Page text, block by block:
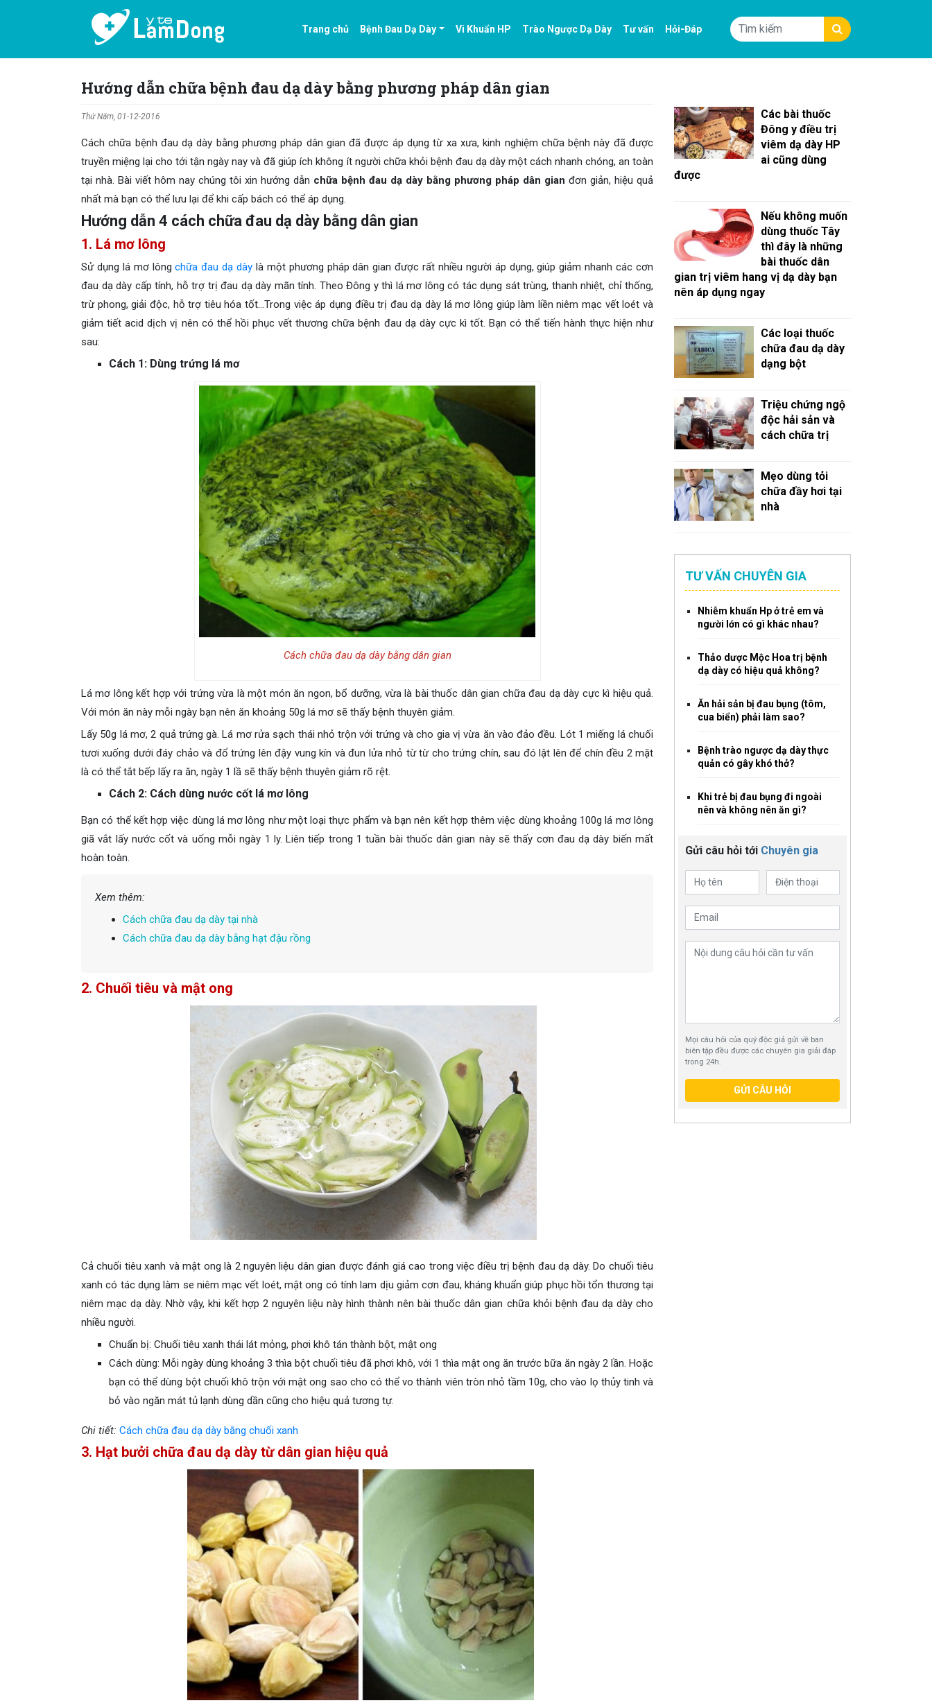
Trang chủ Bệnh Đau Dạ Dày Vi Khuẩn HP Trào Ngược Dạ Dày Tư vấn Hỏi-Đáp
Hướng dẫn chữa bệnh đau dạ dày bằng phương pháp dân gian
Thứ Năm, 01-12-2016
Cách chữa bệnh đau dạ dày bằng phương pháp dân gian đã được áp dụng từ xa xưa, kinh nghiệm chữa bệnh này đã được
truyền miệng lại cho tới tận ngày nay và đã giúp ích không ít người chữa khỏi bệnh đau dạ dày một cách nhanh chóng, an toàn
tại nhà. Bài viết hôm nay chúng tôi xin hướng dẫn chữa bệnh đau dạ dày bằng phương pháp dân gian đơn giản, hiệu quả
nhất mà bạn có thể lưu lại để khi cấp bách có thể áp dụng.
Hướng dẫn 4 cách chữa đau dạ dày bằng dân gian
1. Lá mơ lông
Sử dụng lá mơ lôngchữa đau dạ dày là một phương pháp dân gian được rất nhiều người áp dụng, giúp giảm nhanh các cơn
đau dạ dày cấp tính, hỗ trợ trị đau dạ dày mãn tính. Theo Đông y thì lá mơ lông có tác dụng sát trùng, thanh nhiệt, chỉ thống,
trừ phong, giải độc, hỗ trợ tiêu hóa tốt…Trong việc áp dụng điều trị đau dạ dày lá mơ lông giúp làm liền niêm mạc vết loét và
giảm tiết acid dịch vị nên có thể hồi phục vết thương chữa bệnh đau dạ dày cực kì tốt. Bạn có thể tiến hành thực hiện như
sau:
Cách 1: Dùng trứng lá mơ
Cách chữa đau dạ dày bằng dân gian
Lá mơ lông kết hợp với trứng vừa là một món ăn ngon, bổ dưỡng, vừa là bài thuốc dân gian chữa đau dạ dày cực kì hiệu quả.
Với món ăn này mỗi ngày bạn nên ăn khoảng 50g lá mơ sẽ thấy bệnh thuyên giảm.
Lấy 50g lá mơ, 2 quả trứng gà. Lá mơ rửa sạch thái nhỏ trộn với trứng và cho gia vị vừa ăn vào đảo đều. Lót 1 miếng lá chuối
tươi xuống dưới đáy chảo và đổ trứng lên đậy vung kín và đun lửa nhỏ từ từ cho trứng chín, sau đó lật lên để chín đều 2 mặt
là có thể tắt bếp lấy ra ăn, ngày 1 lầ sẽ thấy bệnh thuyên giảm rõ rệt.
Cách 2: Cách dùng nước cốt lá mơ lông
Bạn có thể kết hợp việc dùng lá mơ lông như một loại thực phẩm và bạn nên kết hợp thêm việc dùng khoảng 100g lá mơ lông
giã vắt lấy nước cốt và uống mỗi ngày 1 ly. Liên tiếp trong 1 tuần bài thuốc dân gian này sẽ thấy cơn đau dạ dày biến mất
hoàn toàn.
Xem thêm:
Cách chữa đau dạ dày tại nhà
Cách chữa đau dạ dày bằng hạt đậu rồng
2. Chuối tiêu và mật ong
Cả chuối tiêu xanh và mật ong là 2 nguyên liệu dân gian được đánh giá cao trong việc điều trị bệnh đau dạ dày. Do chuối tiêu
xanh có tác dụng làm se niêm mạc vết loét, mật ong có tính lam dịu giảm cơn đau, kháng khuẩn giúp phục hồi tổn thương tại
niêm mạc dạ dày. Nhờ vậy, khi kết hợp 2 nguyên liệu này hình thành nên bài thuốc dân gian chữa khỏi bệnh đau dạ dày cho
nhiều người.
Chuẩn bị: Chuối tiêu xanh thái lát mỏng, phơi khô tán thành bột, mật ong
Cách dùng: Mỗi ngày dùng khoảng 3 thìa bột chuối tiêu đã phơi khô, với 1 thìa mật ong ăn trước bữa ăn ngày 2 lần. Hoặc
bạn có thể dùng bột chuối khô trộn với mật ong sao cho có thể vo thành viên tròn nhỏ tầm 10g, cho vào lọ thủy tinh và
bỏ vào ngăn mát tủ lạnh dùng dần cũng cho hiệu quả tương tự.
Chi tiết: Cách chữa đau dạ dày bằng chuối xanh
3. Hạt bưởi chữa đau dạ dày từ dân gian hiệu quả
Các bài thuốc
Đông y điều trị
viêm dạ dày HP
ai cũng dùng
được
Nếu không muốn
dùng thuốc Tây
thì đây là những
bài thuốc dân
gian trị viêm hang vị dạ dày bạn
nên áp dụng ngay
Các loại thuốc
chữa đau dạ dày
dạng bột
Triệu chứng ngộ
độc hải sản và
cách chữa trị
Mẹo dùng tỏi
chữa đầy hơi tại
nhà
TƯ VẤN CHUYÊN GIA
Nhiễm khuẩn Hp ở trẻ em và
người lớn có gì khác nhau?
Thảo dược Mộc Hoa trị bệnh
dạ dày có hiệu quả không?
Ăn hải sản bị đau bụng (tôm,
cua biển) phải làm sao?
Bệnh trào ngược dạ dày thực
quản có gây khó thở?
Khi trẻ bị đau bụng đi ngoài
nên và không nên ăn gì?
Gửi câu hỏi tới Chuyên gia
Mọi câu hỏi của quý độc giả gửi về ban
biên tập đều được các chuyên gia giải đáp
trong 24h.
GỬI CÂU HỎI